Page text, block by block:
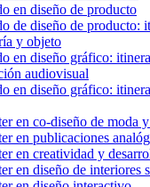
en diseño de producto
de diseño de producto:
y objeto
en diseño gráfico:
audiovisual
en diseño gráfico:
en co-diseño de moda
en publicaciones
en creatividad y
en diseño de interiores